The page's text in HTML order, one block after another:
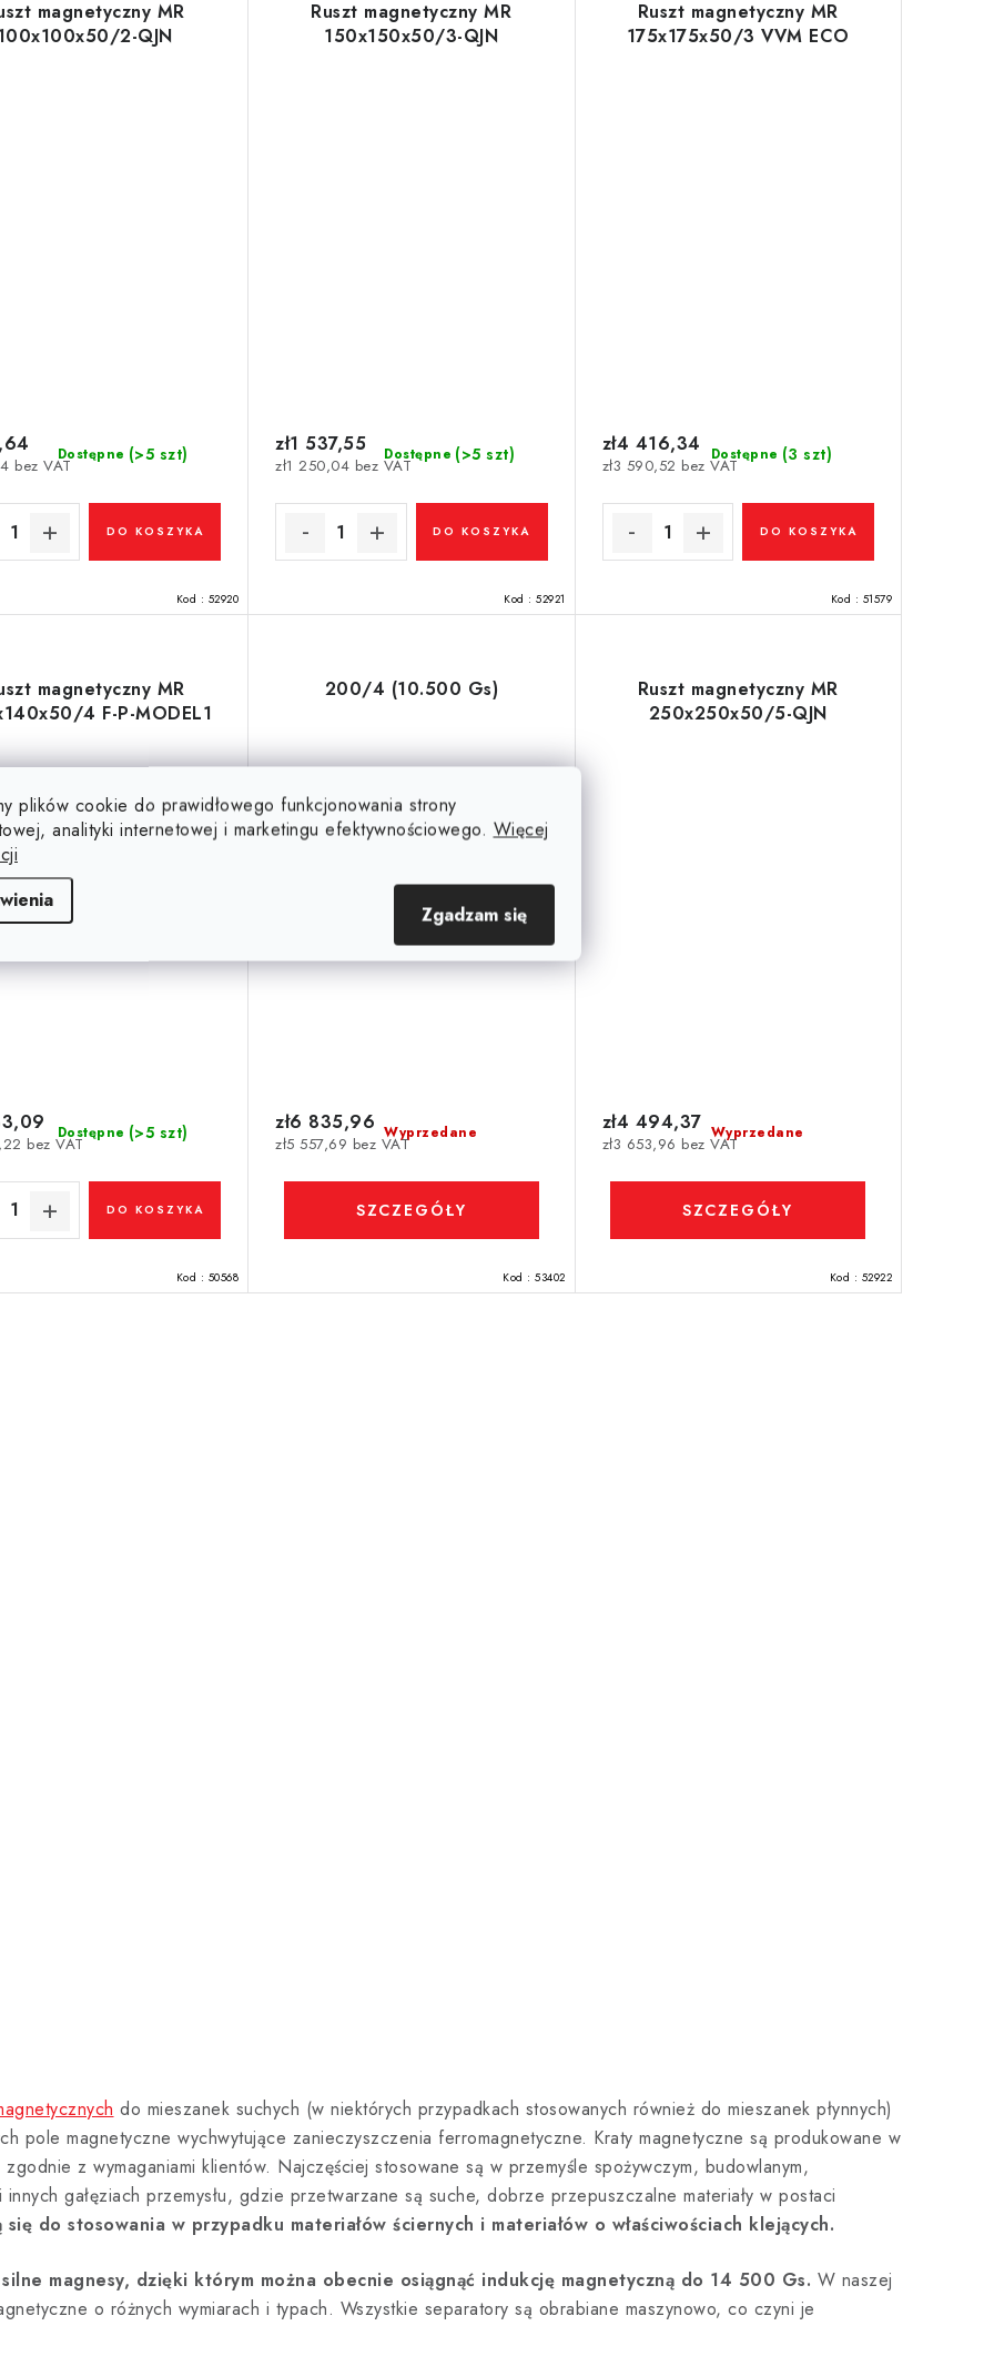
plików cookie do prawidłowego funkcjonowania strony
analityki internetowej i marketingu efektywnościowego. Więcej
Zgadzam się
magnetyczny MR
2-QJN
Dostępne (>5 szt)
bez VAT
DO KOSZYKA
Kod : 52920
Ruszt magnetyczny MR
150x150x50/3-QJN
Dostępne (>5 szt)
zł1 250,04 bez VAT
zł1 537,55
DO KOSZYKA
Kod : 52921
Ruszt magnetyczny MR
175x175x50/3 VVM ECO
Dostępne (3 szt)
zł3 590,52 bez VAT
zł4 416,34
DO KOSZYKA
Kod : 51579
magnetyczny MR
4 F-P-MODEL1
Dostępne (>5 szt)
bez VAT
DO KOSZYKA
Kod : 50568
200/4 (10.500 Gs)
Wyprzedane
zł5 557,69 bez VAT
zł6 835,96
SZCZEGÓŁY
Kod : 53402
Ruszt magnetyczny MR
250x250x50/5-QJN
Wyprzedane
zł3 653,96 bez VAT
zł4 494,37
SZCZEGÓŁY
Kod : 52922
do mieszanek suchych (w niektórych przypadkach stosowanych również do mieszanek płynnych)
pole magnetyczne wychwytujące zanieczyszczenia ferromagnetyczne. Kraty magnetyczne są produkowane w
z wymaganiami klientów. Najczęściej stosowane są w przemyśle spożywczym, budowlanym,
gałęziach przemysłu, gdzie przetwarzane są suche, dobrze przepuszczalne materiały w postaci
się do stosowania w przypadku materiałów ściernych i materiałów o właściwościach klejących.
magnesy, dzięki którym można obecnie osiągnąć indukcję magnetyczną do 14 500 Gs. W naszej
o różnych wymiarach i typach. Wszystkie separatory są obrabiane maszynowo, co czyni je